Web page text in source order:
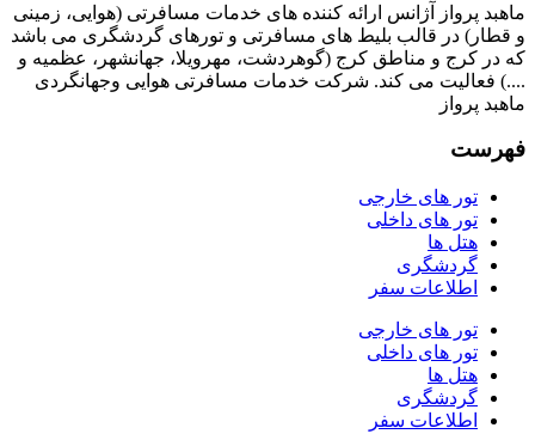
ماهبد پرواز آژانس ارائه کننده های خدمات مسافرتی (هوایی، زمینی
و قطار) در قالب بلیط های مسافرتی و تورهای گردشگری می باشد
که در کرج و مناطق کرج (گوهردشت، مهرویلا، جهانشهر، عظمیه و
....) فعالیت می کند. شرکت خدمات مسافرتی هوایی وجهانگردی
ماهبد پرواز
فهرست
تور های خارجی
تور های داخلی
هتل ها
گردشگری
اطلاعات سفر
تور های خارجی
تور های داخلی
هتل ها
گردشگری
اطلاعات سفر